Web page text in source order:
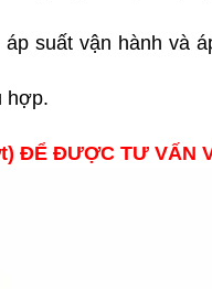
suất vận hành và
hợp.
ĐỂ ĐƯỢC TƯ VẤN